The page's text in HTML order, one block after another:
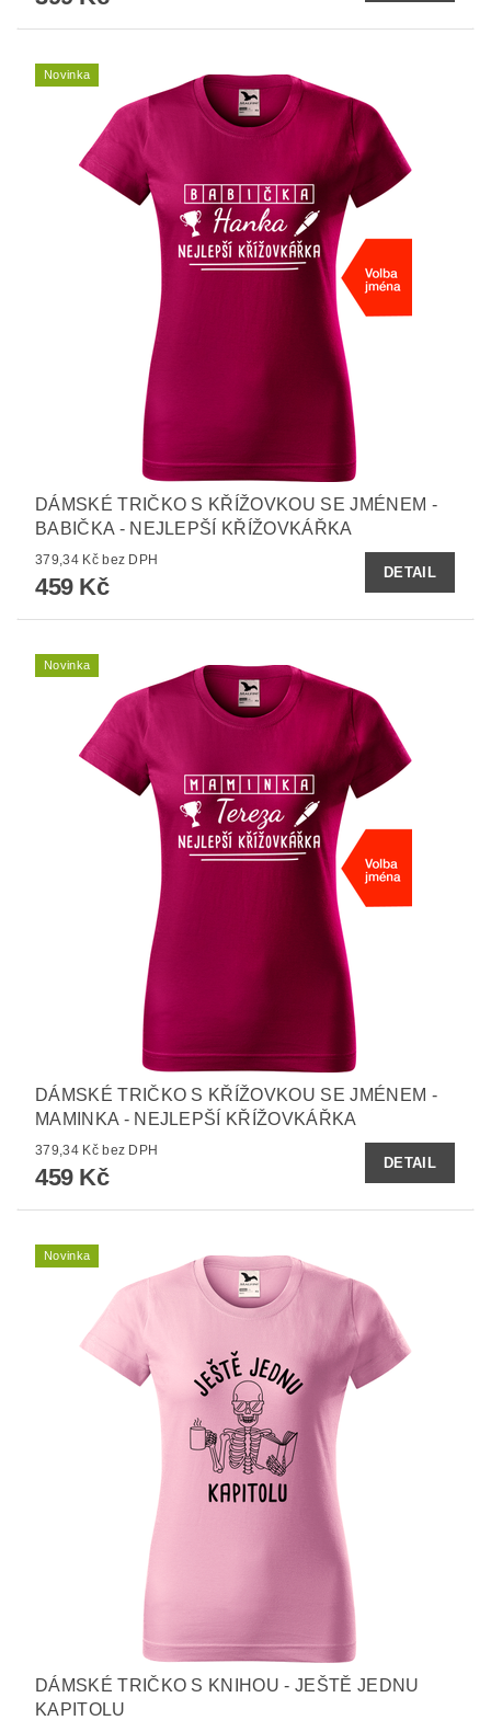
Novinka
DÁMSKÉ TRIČKO S KŘÍŽOVKOU SE JMÉNEM -
BABIČKA - NEJLEPŠÍ KŘÍŽOVKÁŘKA
379,34 Kč bez DPH
459 Kč
DETAIL
Novinka
DÁMSKÉ TRIČKO S KŘÍŽOVKOU SE JMÉNEM -
MAMINKA - NEJLEPŠÍ KŘÍŽOVKÁŘKA
379,34 Kč bez DPH
459 Kč
DETAIL
Novinka
DÁMSKÉ TRIČKO S KNIHOU - JEŠTĚ JEDNU
KAPITOLU